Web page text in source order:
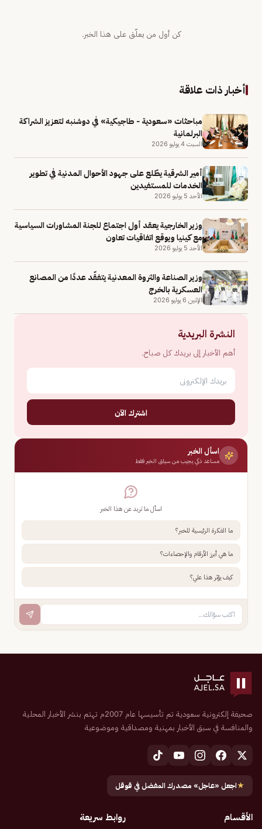
كن أول من يعلّق على هذا الخبر.
أخبار ذات علاقة
مباحثات «سعودية - طاجيكية» في دوشنبه لتعزيز الشراكة
البرلمانية
السبت 4 يوليو 2026
أمير الشرقية يطّلع على جهود الأحوال المدنية في تطوير
الخدمات للمستفيدين
الأحد 5 يوليو 2026
وزير الخارجية يعقد أول اجتماع للجنة المشاورات السياسية
مع كينيا ويوقع اتفاقيات تعاون
الأحد 5 يوليو 2026
وزير الصناعة والثروة المعدنية يتفقّد عددًا من المصانع
العسكرية بالخرج
الإثنين 6 يوليو 2026
النشرة البريدية
أهم الأخبار إلى بريدك كل صباح.
اشترك الآن
اسأل الخبر
مساعد ذكي يجيب من سياق الخبر فقط
اسأل ما تريد عن هذا الخبر
ما الفكرة الرئيسية للخبر؟
ما هي أبرز الأرقام والإحصاءات؟
كيف يؤثر هذا علي؟
صحيفة إلكترونية سعودية تم تأسيسها عام 2007م تهتم بنشر الأخبار المحلية
والمنافسة في سبق الأخبار بمهنية ومصداقية وموضوعية
★اجعل «عاجل» مصدرك المفضل في قوقل
الأقسام روابط سريعة